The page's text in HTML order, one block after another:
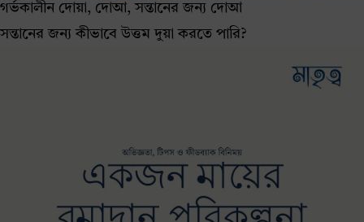
গর্ভকালীন দোয়া, দোআ, সন্তানের জন্য দোআ
সন্তানের জন্য কীভাবে উত্তম দুয়া করতে পারি?